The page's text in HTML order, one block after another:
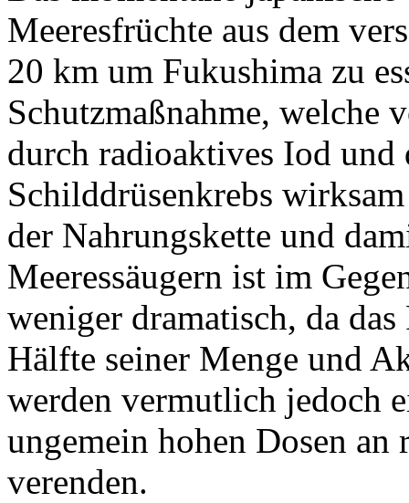
Meeresfrüchte aus dem
20 km um Fukushima zu
Schutzmaßnahme, welche
durch radioaktives Iod
Schilddrüsenkrebs
der Nahrungskette und
Meeressäugern ist im
weniger dramatisch, da
Hälfte seiner Menge und
werden vermutlich jedoch
ungemein hohen Dosen
verenden.